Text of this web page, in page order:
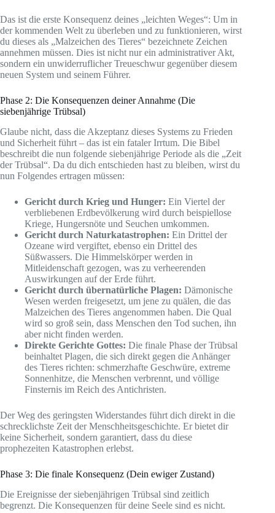
Das ist die erste Konsequenz deines „leichten Weges“: Um in
der kommenden Welt zu überleben und zu funktionieren, wirst
du dieses als „Malzeichen des Tieres“ bezeichnete Zeichen
annehmen müssen. Dies ist nicht nur ein administrativer Akt,
sondern ein unwiderruflicher Treueschwur gegenüber diesem
neuen System und seinem Führer.
Phase 2: Die Konsequenzen deiner Annahme (Die
siebenjährige Trübsal)
Glaube nicht, dass die Akzeptanz dieses Systems zu Frieden
und Sicherheit führt – das ist ein fataler Irrtum. Die Bibel
beschreibt die nun folgende siebenjährige Periode als die „Zeit
der Trübsal“. Da du dich entschieden hast zu bleiben, wirst du
nun Folgendes ertragen müssen:
Gericht durch Krieg und Hunger: Ein Viertel der
verbliebenen Erdbevölkerung wird durch beispiellose
Kriege, Hungersnöte und Seuchen umkommen.
Gericht durch Naturkatastrophen: Ein Drittel der
Ozeane wird vergiftet, ebenso ein Drittel des
Süßwassers. Die Himmelskörper werden in
Mitleidenschaft gezogen, was zu verheerenden
Auswirkungen auf der Erde führt.
Gericht durch übernatürliche Plagen: Dämonische
Wesen werden freigesetzt, um jene zu quälen, die das
Malzeichen des Tieres angenommen haben. Die Qual
wird so groß sein, dass Menschen den Tod suchen, ihn
aber nicht finden werden.
Direkte Gerichte Gottes: Die finale Phase der Trübsal
beinhaltet Plagen, die sich direkt gegen die Anhänger
des Tieres richten: schmerzhafte Geschwüre, extreme
Sonnenhitze, die Menschen verbrennt, und völlige
Finsternis im Reich des Antichristen.
Der Weg des geringsten Widerstandes führt dich direkt in die
schrecklichste Zeit der Menschheitsgeschichte. Er bietet dir
keine Sicherheit, sondern garantiert, dass du diese
prophezeiten Katastrophen erlebst.
Phase 3: Die finale Konsequenz (Dein ewiger Zustand)
Die Ereignisse der siebenjährigen Trübsal sind zeitlich
begrenzt. Die Konsequenzen für deine Seele sind es nicht.